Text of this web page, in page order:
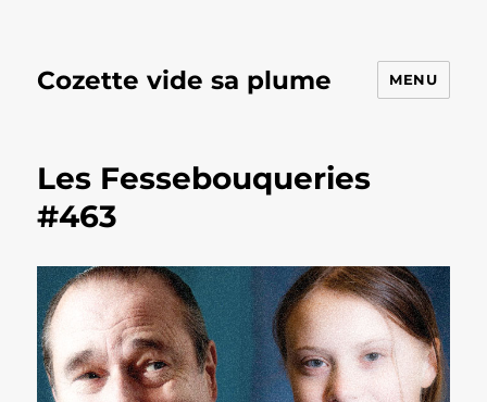
Cozette vide sa plume MENU
Les Fessebouqueries
#463